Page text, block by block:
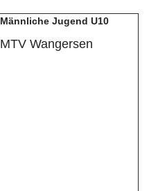
Männliche Jugend U10
MTV Wangersen